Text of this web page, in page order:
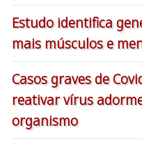
Estudo identifica
mais músculos e
Casos graves de
reativar vírus
organismo